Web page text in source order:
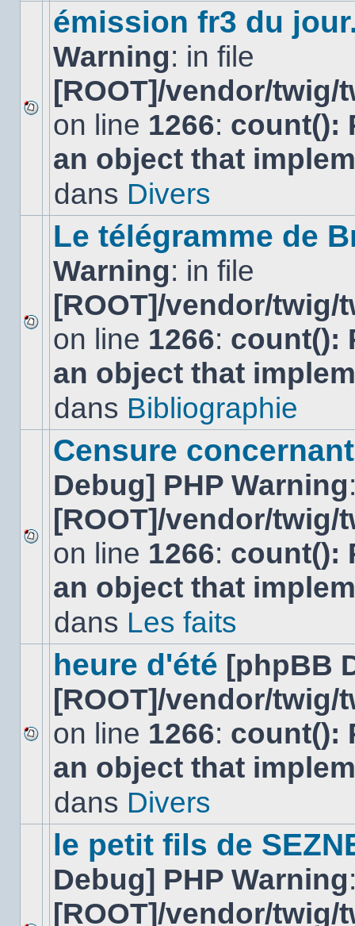
sujet.
Aucun
nouveau
message
non-
dans
émission fr3 du
Warning: in file
[ROOT]/vendor/
on line 1266: count():
an object that
dans Divers
Aucun
nouveau
message
non-
dans
Le télégramme de
Warning: in file
[ROOT]/vendor/
on line 1266: count():
an object that
dans Bibliographie
Aucun
nouveau
message
non-
dans
sujet.
Censure
Debug] PHP Warning
[ROOT]/vendor/
on line 1266: count():
an object that
dans Les faits
Aucun
nouveau
message
sujet.
heure d'été [phpBB
[ROOT]/vendor/
on line 1266: count():
an object that
dans Divers
le petit fils de
Debug] PHP Warning
[ROOT]/vendor/